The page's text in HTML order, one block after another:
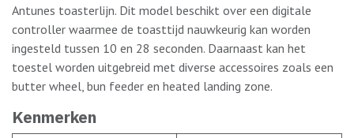
Antunes toasterlijn. Dit model beschikt over een digitale
controller waarmee de toasttijd nauwkeurig kan worden
ingesteld tussen 10 en 28 seconden. Daarnaast kan het
toestel worden uitgebreid met diverse accessoires zoals een
butter wheel, bun feeder en heated landing zone.
Kenmerken